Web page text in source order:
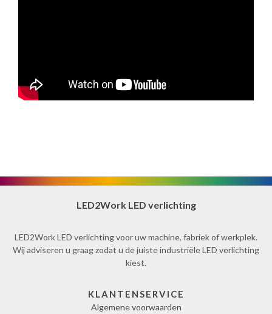
LED2Work LED verlichting
LED2Work LED verlichting voor uw machine, fabriek of werkplek.
Wij adviseren u graag zodat u de juiste industriële LED verlichting
kiest.
KLANTENSERVICE
Algemene voorwaarden